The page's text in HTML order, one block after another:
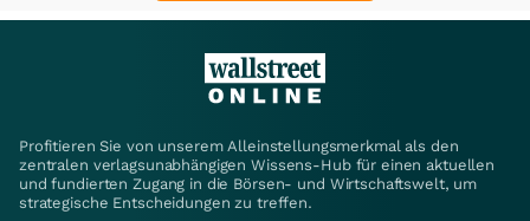
Profitieren Sie von unserem Alleinstellungsmerkmal als den
zentralen verlagsunabhängigen Wissens-Hub für einen aktuellen
und fundierten Zugang in die Börsen- und Wirtschaftswelt, um
strategische Entscheidungen zu treffen.